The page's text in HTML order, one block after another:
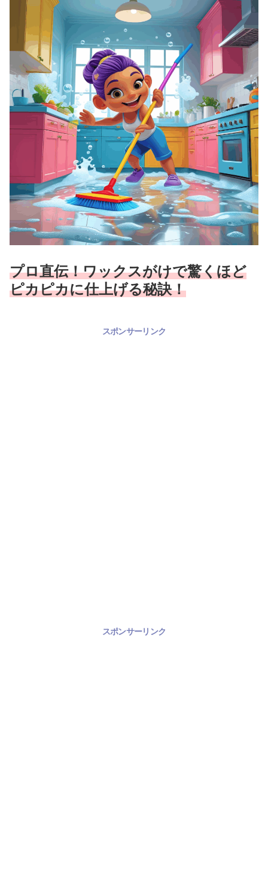
プロ直伝！ワックスがけで驚くほど
ピカピカに仕上げる秘訣！
スポンサーリンク
スポンサーリンク